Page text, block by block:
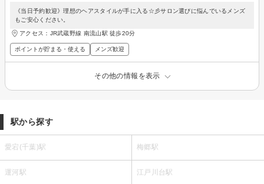
《当日予約歓迎》理想のヘアスタイルが手に入る☆彡サロン選びに悩んでいるメンズ
もご安心ください。
アクセス：JR武蔵野線 南流山駅 徒歩20分
ポイントが貯まる・使える メンズ歓迎
その他の情報を表示
駅から探す
愛宕(千葉)駅 梅郷駅
運河駅 江戸川台駅